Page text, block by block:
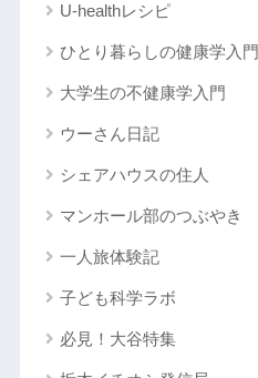
U-healthレシピ
ひとり暮らしの健康学入門
大学生の不健康学入門
ウーさん日記
シェアハウスの住人
マンホール部のつぶやき
一人旅体験記
子ども科学ラボ
必見！大谷特集